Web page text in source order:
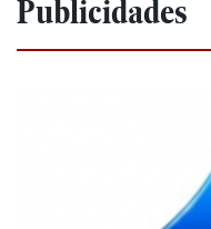
Publicidades